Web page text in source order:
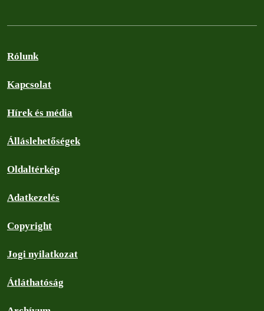
Rólunk
Kapcsolat
Hírek és média
Álláslehetőségek
Oldaltérkép
Adatkezelés
Copyright
Jogi nyilatkozat
Átláthatóság